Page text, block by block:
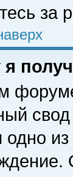
за
я